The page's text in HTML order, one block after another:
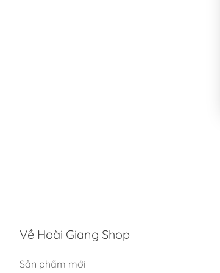
Về Hoài Giang Shop
Sản phẩm mới